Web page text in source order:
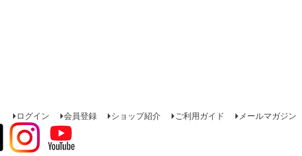
ログイン 会員登録 ショップ紹介 ご利用ガイド メールマガジン